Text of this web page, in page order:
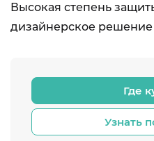
Высокая степень
дизайнерское
Где
Узнать